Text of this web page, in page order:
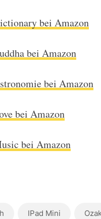
bei Amazon
bei Amazon
bei Amazon
bei Amazon
bei Amazon
IPad Mini